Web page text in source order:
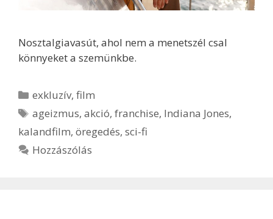
Nosztalgiavasút, ahol nem a menetszél csal
könnyeket a szemünkbe.
Kategória
exkluzív,film
Címkék
ageizmus,akció,franchise, Indiana Jones,
kalandfilm, öregedés, sci-fi
Hozzászólás